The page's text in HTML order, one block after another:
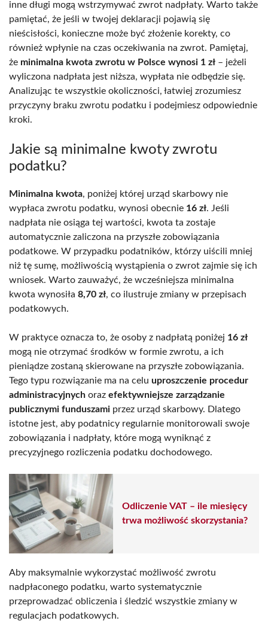
inne długi mogą wstrzymywać zwrot nadpłaty. Warto także
pamiętać, że jeśli w twojej deklaracji pojawią się
nieścisłości, konieczne może być złożenie korekty, co
również wpłynie na czas oczekiwania na zwrot. Pamiętaj,
że minimalna kwota zwrotu w Polsce wynosi 1 zł – jeżeli
wyliczona nadpłata jest niższa, wypłata nie odbędzie się.
Analizując te wszystkie okoliczności, łatwiej zrozumiesz
przyczyny braku zwrotu podatku i podejmiesz odpowiednie
kroki.
Jakie są minimalne kwoty zwrotu
podatku?
Minimalna kwota, poniżej której urząd skarbowy nie
wypłaca zwrotu podatku, wynosi obecnie 16 zł. Jeśli
nadpłata nie osiąga tej wartości, kwota ta zostaje
automatycznie zaliczona na przyszłe zobowiązania
podatkowe. W przypadku podatników, którzy uiścili mniej
niż tę sumę, możliwością wystąpienia o zwrot zajmie się ich
wniosek. Warto zauważyć, że wcześniejsza minimalna
kwota wynosiła 8,70 zł, co ilustruje zmiany w przepisach
podatkowych.
W praktyce oznacza to, że osoby z nadpłatą poniżej 16 zł
mogą nie otrzymać środków w formie zwrotu, a ich
pieniądze zostaną skierowane na przyszłe zobowiązania.
Tego typu rozwiązanie ma na celu uproszczenie procedur
administracyjnych oraz efektywniejsze zarządzanie
publicznymi funduszami przez urząd skarbowy. Dlatego
istotne jest, aby podatnicy regularnie monitorowali swoje
zobowiązania i nadpłaty, które mogą wyniknąć z
precyzyjnego rozliczenia podatku dochodowego.
Odliczenie VAT – ile miesięcy
trwa możliwość skorzystania?
Aby maksymalnie wykorzystać możliwość zwrotu
nadpłaconego podatku, warto systematycznie
przeprowadzać obliczenia i śledzić wszystkie zmiany w
regulacjach podatkowych.